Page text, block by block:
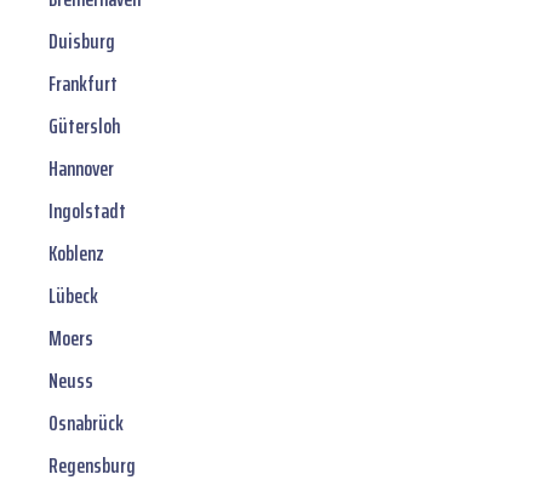
Duisburg
Frankfurt
Gütersloh
Hannover
Ingolstadt
Koblenz
Lübeck
Moers
Neuss
Osnabrück
Regensburg